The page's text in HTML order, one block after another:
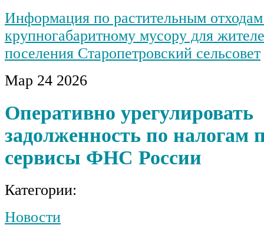
Информация по растительным
крупногабаритному мусору для
поселения Старопетровский сельсовет
Мар 24 2026
Оперативно урегулировать
задолженность по налогам
сервисы ФНС России
Категории:
Новости